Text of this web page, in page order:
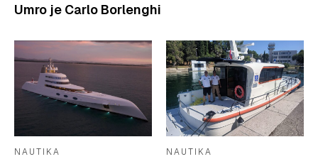
Umro je Carlo Borlenghi
NAUTIKA NAUTIKA